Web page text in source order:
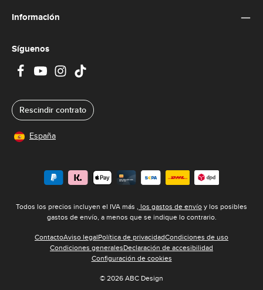
Información
Síguenos
Rescindir contrato
España
Todos los precios incluyen el IVA más , los gastos de envíoy los posibles
gastos de envío, a menos que se indique lo contrario.
© 2026 ABC Design
ContactoAviso legalPolítica de privacidadCondiciones de uso
Condiciones generalesDeclaración de accesibilidad
Configuración de cookies